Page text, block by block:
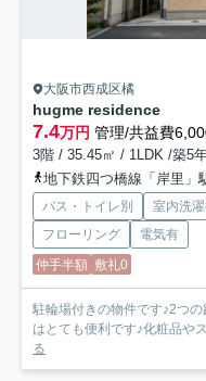
大阪市西成区橘
hugme residence
7.4万円 管理/共益費
3階 / 35.45㎡ / 1LDK /築5
地下鉄四つ橋線「岸里」
バス・トイレ別 室内洗
フローリング
電気有
仲手半額 敷礼0
駐輪場付きの物件です♪2つ
はとても便利です♪化粧品や
る